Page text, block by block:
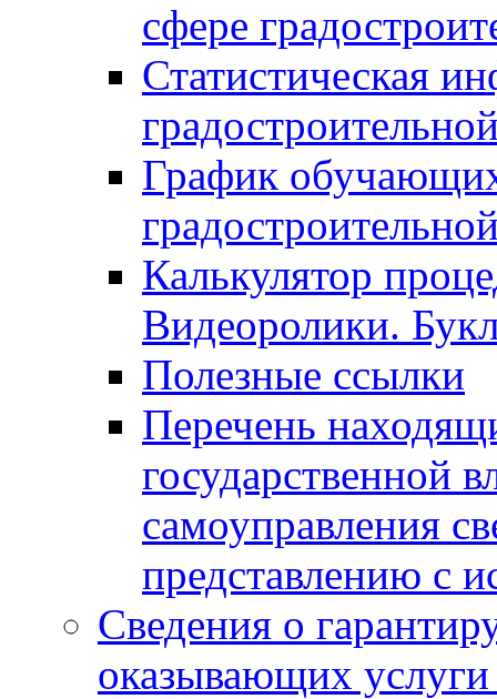
сфере
Статистическая
График
Калькулятор
Видеоролики.
Полезные ссылки
Перечень
государственной
самоуправления
представлению с
Сведения о
оказывающих